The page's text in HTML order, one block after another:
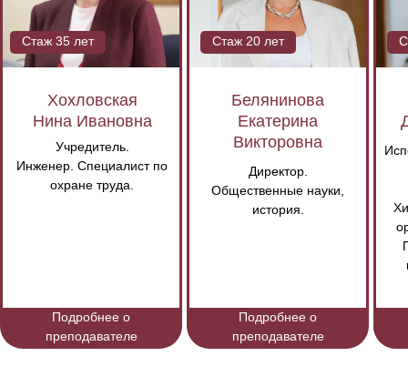
Белянинова
Екатерина
Викторовна
Стаж 20лет
Директор.
Общественные науки,
история.
Подробнее о
преподавателе
Хохловская
Нина Ивановна
Учредитель.
Инженер. Специалист по
охране труда.
Стаж 35лет
Подробнее о
преподавателе